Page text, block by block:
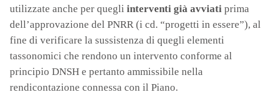
utilizzate anche per quegli interventi già avviati prima
dell’approvazione del PNRR (i cd. “progetti in essere”), al
fine di verificare la sussistenza di quegli elementi
tassonomici che rendono un intervento conforme al
principio DNSH e pertanto ammissibile nella
rendicontazione connessa con il Piano.